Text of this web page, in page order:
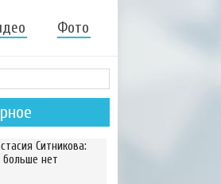
Фото
Ситникова:
больше нет